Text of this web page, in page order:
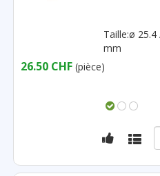
Taille:ø
mm
26.50 CHF (pièce)